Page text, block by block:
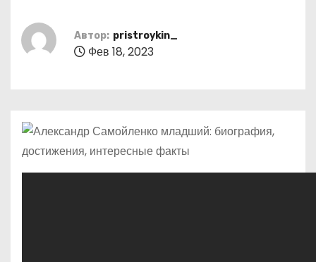
Автор: pristroykin_
Фев 18, 2023